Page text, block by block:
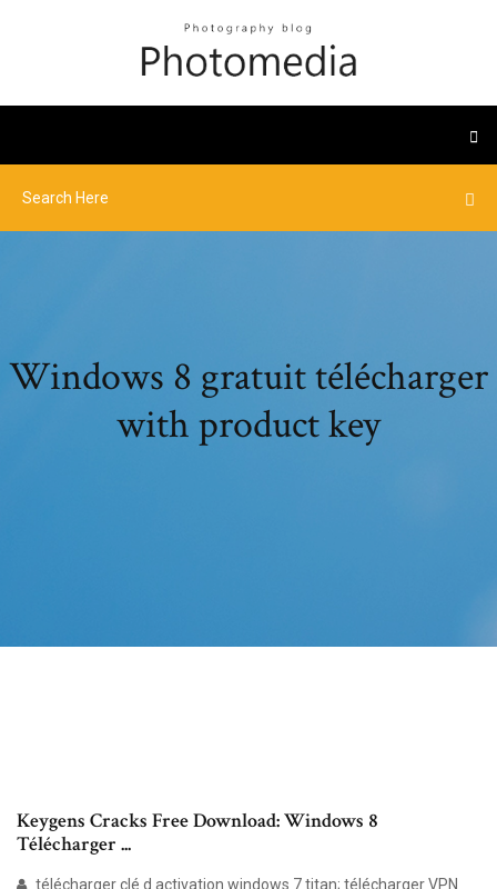
Windows 8 gratuit télécharger
with product key
Keygens Cracks Free Download: Windows 8
Télécharger ...
télécharger clé d activation windows 7 titan; télécharger VPN